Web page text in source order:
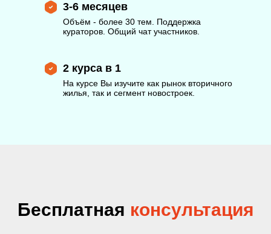
3-6 месяцев
Объём - более 30 тем. Поддержка
кураторов. Общий чат участников.
2 курса в 1
На курсе Вы изучите как рынок вторичного
жилья, так и сегмент новостроек.
Бесплатная консультация